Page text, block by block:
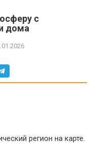
с
дома
регион на карте.